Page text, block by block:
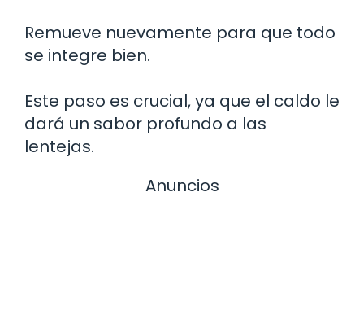
Remueve nuevamente para que todo
se integre bien.
Este paso es crucial, ya que el caldo le
dará un sabor profundo a las
lentejas.
Anuncios